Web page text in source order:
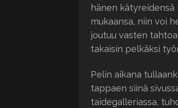
hänen kätyreidensä
mukaansa, niin voi
joutuu vasten
takaisin pelkäksi
Pelin aikana
tappaen siinä
taidegalleriassa,